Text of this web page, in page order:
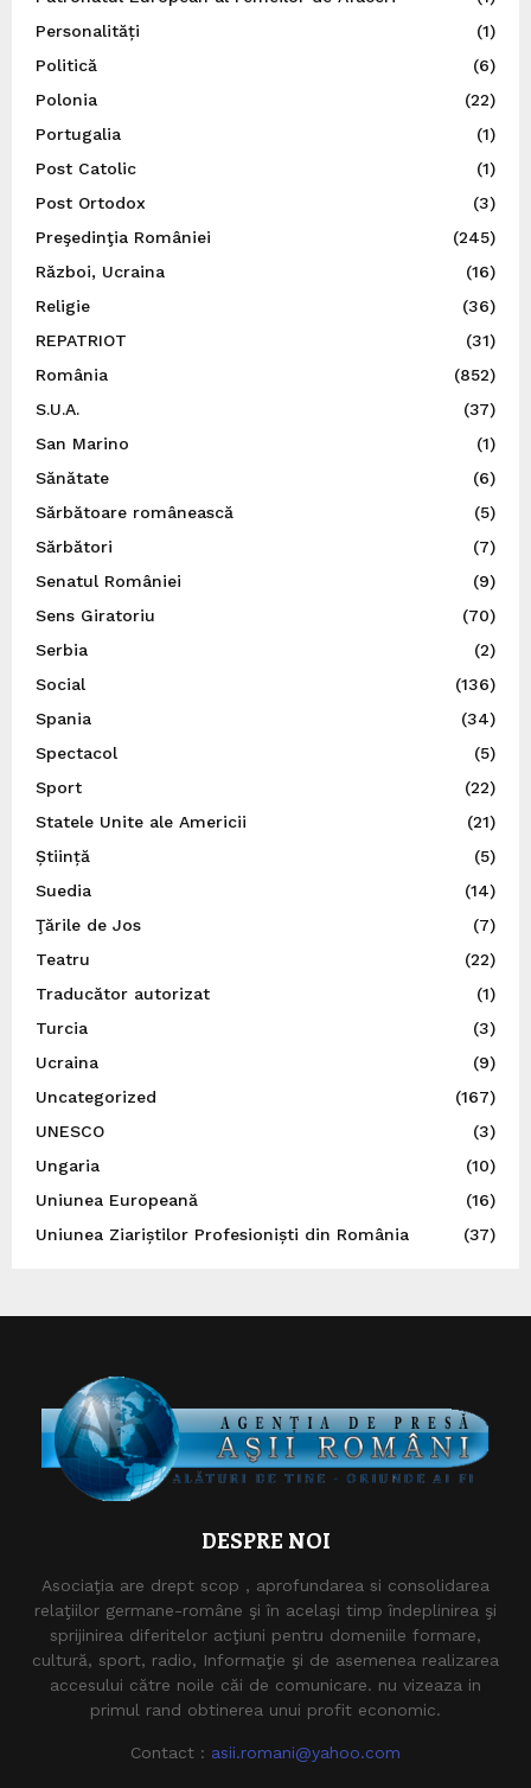
Personalități
(1)
Politică
(6)
Polonia
(22)
Portugalia
(1)
Post Catolic
(1)
Post Ortodox
(3)
Preşedinţia României
(245)
Război, Ucraina
(16)
Religie
(36)
REPATRIOT
(31)
România
(852)
S.U.A.
(37)
San Marino
(1)
Sănătate
(6)
Sărbătoare românească
(5)
Sărbători
(7)
Senatul României
(9)
Sens Giratoriu
(70)
Serbia
(2)
Social
(136)
Spania
(34)
Spectacol
(5)
Sport
(22)
Statele Unite ale Americii
(21)
Știință
(5)
Suedia
(14)
Ţările de Jos
(7)
Teatru
(22)
Traducător autorizat
(1)
Turcia
(3)
Ucraina
(9)
Uncategorized
(167)
UNESCO
(3)
Ungaria
(10)
Uniunea Europeană
(16)
Uniunea Ziariștilor Profesioniști din România
(37)
DESPRE NOI
Asociaţia are drept scop , aprofundarea si consolidarea
relaţiilor germane-române şi în acelaşi timp îndeplinirea şi
sprijinirea diferitelor acţiuni pentru domeniile formare,
cultură, sport, radio, Informaţie şi de asemenea realizarea
accesului către noile căi de comunicare. nu vizeaza in
primul rand obtinerea unui profit economic.
Contact : asii.romani@yahoo.com